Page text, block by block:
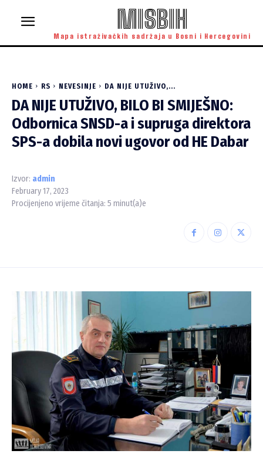
MISBIH
Mapa istraživačkih sadržaja u Bosni i Hercegovini
HOME RS NEVESINJE DA NIJE UTUŽIVO,...
DA NIJE UTUŽIVO, BILO BI SMIJEŠNO:
Odbornica SNSD-a i supruga direktora
SPS-a dobila novi ugovor od HE Dabar
Izvor: admin
February 17, 2023
Procijenjeno vrijeme čitanja: 5 minut(a)e